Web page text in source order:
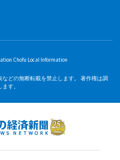
Chofu Local Information
どの無断転載を禁止します。 著作権は調
す。